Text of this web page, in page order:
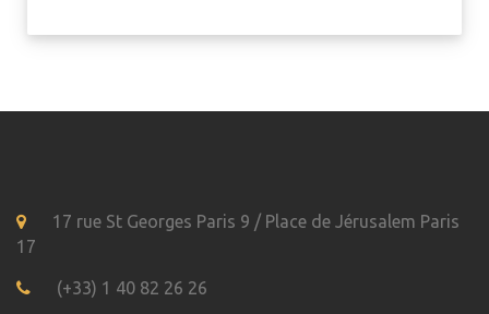
17 rue St Georges Paris 9 / Place de Jérusalem Paris
17
(+33) 1 40 82 26 26